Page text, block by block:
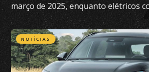
março de 2025, enquanto elétricos
2023 desvalorizam 46,15%
NOTÍCIAS